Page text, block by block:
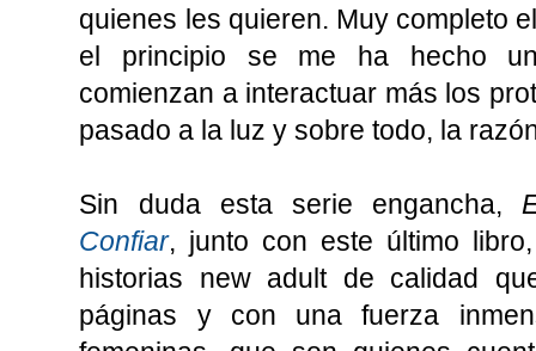
quienes les quieren. Muy completo
el principio se me ha hecho
comienzan a interactuar más los
pasado a la luz y sobre todo, la
Sin duda esta serie engancha,
Confiar, junto con este último
historias new adult de calidad
páginas y con una fuerza